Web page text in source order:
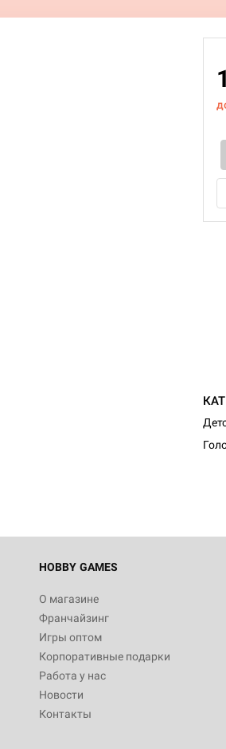
HOBBY GAMES
О магазине
Франчайзинг
Игры оптом
Корпоративные подарки
Работа у нас
Новости
Контакты